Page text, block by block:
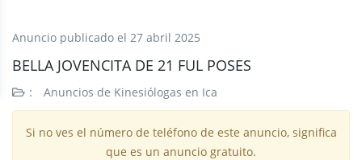
Anuncio publicado el 27 abril 2025
BELLA JOVENCITA DE 21 FUL POSES
: Anuncios de Kinesiólogas en Ica
Si no ves el número de teléfono de este anuncio, significa
que es un anuncio gratuito.